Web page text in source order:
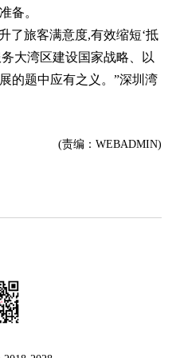
备。
了旅客满意度,有效缩短‘抵
大湾区建设国家战略、以
的题中应有之义。”深圳湾
(责编：WEBADMIN)